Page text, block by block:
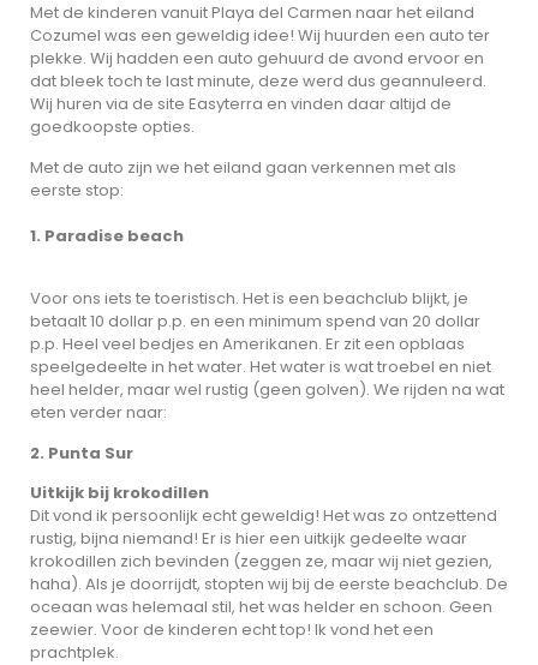
Met de kinderen vanuit Playa del Carmen naar het eiland
Cozumel was een geweldig idee! Wij huurden een auto ter
plekke. Wij hadden een auto gehuurd de avond ervoor en
dat bleek toch te last minute, deze werd dus geannuleerd.
Wij huren via de site Easyterra en vinden daar altijd de
goedkoopste opties.
Met de auto zijn we het eiland gaan verkennen met als
eerste stop:
1. Paradise beach
Voor ons iets te toeristisch. Het is een beachclub blijkt, je
betaalt 10 dollar p.p. en een minimum spend van 20 dollar
p.p. Heel veel bedjes en Amerikanen. Er zit een opblaas
speelgedeelte in het water. Het water is wat troebel en niet
heel helder, maar wel rustig (geen golven). We rijden na wat
eten verder naar:
2. Punta Sur
Uitkijk bij krokodillen
Dit vond ik persoonlijk echt geweldig! Het was zo ontzettend
rustig, bijna niemand! Er is hier een uitkijk gedeelte waar
krokodillen zich bevinden (zeggen ze, maar wij niet gezien,
haha). Als je doorrijdt, stopten wij bij de eerste beachclub. De
oceaan was helemaal stil, het was helder en schoon. Geen
zeewier. Voor de kinderen echt top! Ik vond het een
prachtplek.